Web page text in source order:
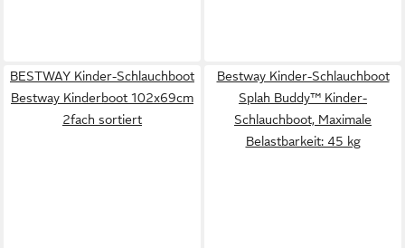
BESTWAY Kinder-Schlauchboot
Bestway Kinderboot 102x69cm
2fach sortiert
Bestway Kinder-Schlauchboot
Splah Buddy™ Kinder-
Schlauchboot, Maximale
Belastbarkeit: 45 kg